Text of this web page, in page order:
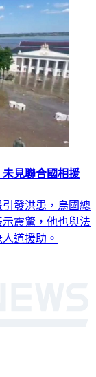
見聯合國相援
發洪患，烏國總
震驚，他也與法
道援助。